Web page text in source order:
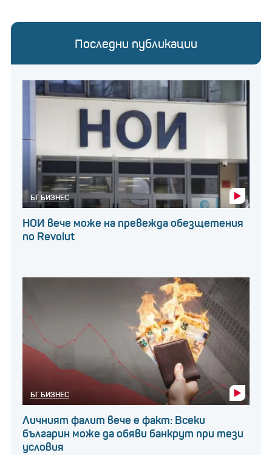
Последни публикации
БГ БИЗНЕС
НОИ вече може на превежда обезщетения
по Revolut
БГ БИЗНЕС
Личният фалит вече е факт: Всеки
българин може да обяви банкрут при тези
условия